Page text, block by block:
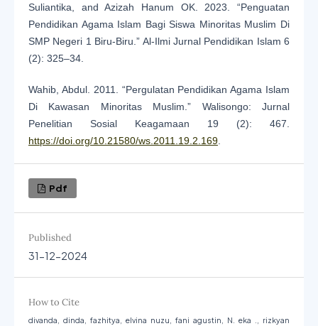
Suliantika, and Azizah Hanum OK. 2023. “Penguatan
Pendidikan Agama Islam Bagi Siswa Minoritas Muslim Di
SMP Negeri 1 Biru-Biru.” Al-Ilmi Jurnal Pendidikan Islam 6
(2): 325–34.
Wahib, Abdul. 2011. “Pergulatan Pendidikan Agama Islam
Di Kawasan Minoritas Muslim.” Walisongo: Jurnal
Penelitian Sosial Keagamaan 19 (2): 467.
https://doi.org/10.21580/ws.2011.19.2.169.
Pdf
Published
31-12-2024
How to Cite
divanda, dinda, fazhitya, elvina nuzu, fani agustin, N. eka ., rizkyan